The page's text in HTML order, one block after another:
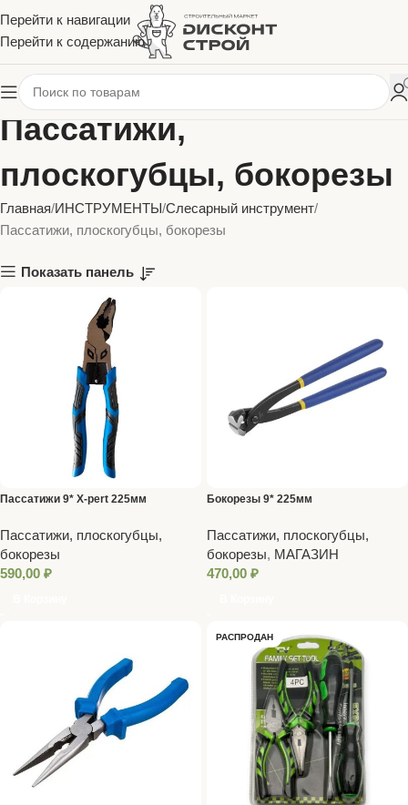
Перейти к навигации
Перейти к содержанию
Пассатижи,
плоскогубцы, бокорезы
Главная ИНСТРУМЕНТЫ Слесарный инструмент
Пассатижи, плоскогубцы, бокорезы
Показать панель
Пассатижи 9* X-pert 225мм
Пассатижи, плоскогубцы,
бокорезы
590,00 ₽
Бокорезы 9* 225мм
Пассатижи, плоскогубцы,
бокорезы, МАГАЗИН
470,00 ₽
РАСПРОДАН